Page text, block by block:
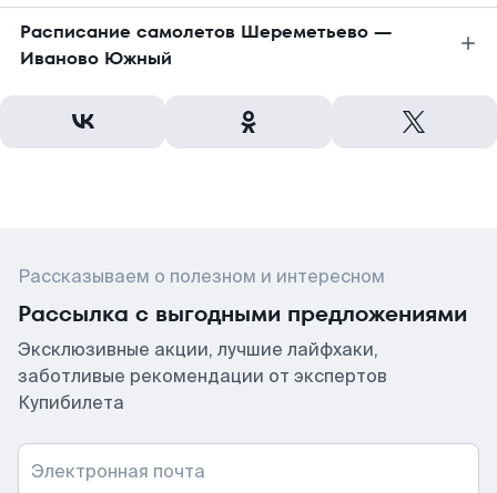
Расписание самолетов Шереметьево —
Иваново Южный
Рассказываем о полезном и интересном
Рассылка с выгодными предложениями
Эксклюзивные акции, лучшие лайфхаки,
заботливые рекомендации от экспертов
Купибилета
Электронная почта